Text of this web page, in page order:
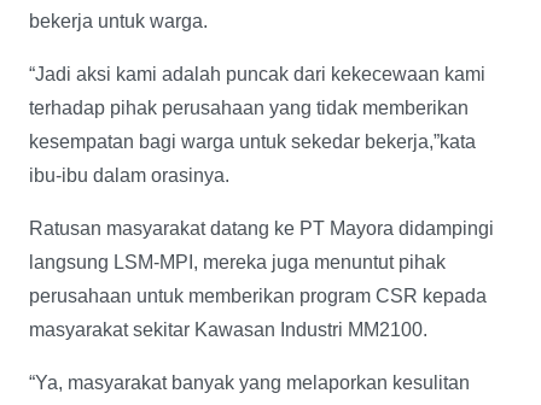
bekerja untuk warga.
“Jadi aksi kami adalah puncak dari kekecewaan kami
terhadap pihak perusahaan yang tidak memberikan
kesempatan bagi warga untuk sekedar bekerja,”kata
ibu-ibu dalam orasinya.
Ratusan masyarakat datang ke PT Mayora didampingi
langsung LSM-MPI, mereka juga menuntut pihak
perusahaan untuk memberikan program CSR kepada
masyarakat sekitar Kawasan Industri MM2100.
“Ya, masyarakat banyak yang melaporkan kesulitan